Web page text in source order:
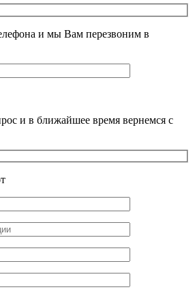
и мы Вам перезвоним в
и в ближайшее время вернемся с